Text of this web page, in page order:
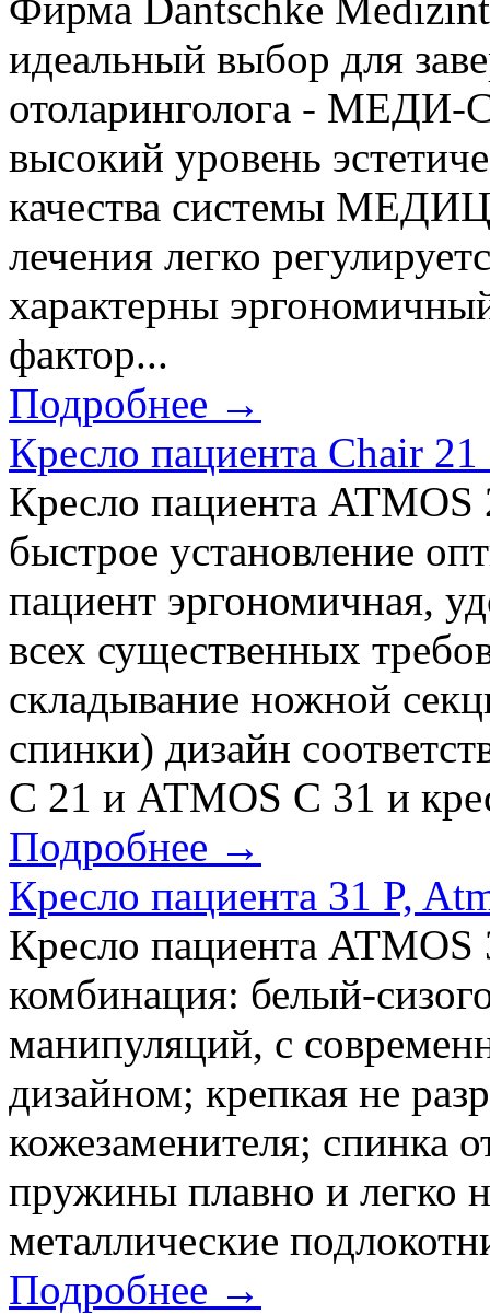
идеальный выбор для
отоларинголога -
высокий уровень
качества системы
лечения легко
характерны
фактор...
Подробнее →
Кресло пациента Chair
Кресло пациента ATMOS
быстрое установление
пациент эргономичная,
всех существенных
складывание ножной
спинки) дизайн
C 21 и ATMOS C 31 и
Подробнее →
Кресло пациента 31 P,
Кресло пациента
комбинация: белый-
манипуляций, с
дизайном; крепкая не
кожезаменителя; спинка
пружины плавно и легко
металлические
Подробнее →